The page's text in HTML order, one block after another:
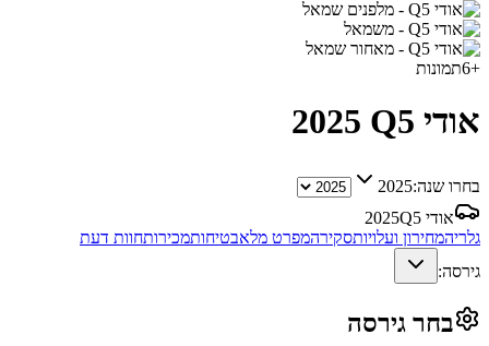
+
6תמונות
אודי Q5 2025
בחרו שנה:2025
אודי Q5
2025
גלריהמחירון ועלויותסקירהמפרט מלאבטיחותמכירותחוות דעת
גירסה:
בחר גירסה